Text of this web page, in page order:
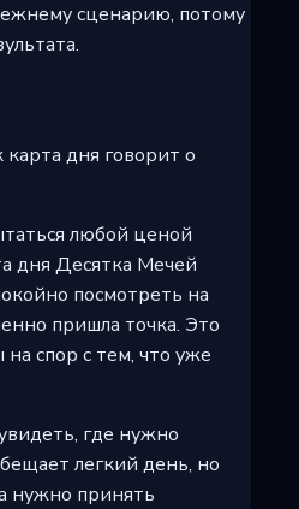
сценарию, потому
дня говорит о
любой ценой
дня Десятка Мечей
посмотреть на
пришла точка. Это
спор с тем, что уже
где нужно
легкий день, но
нужно принять